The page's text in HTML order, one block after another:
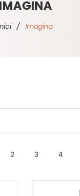
IMAGINA
/ Imagina
2 3 4